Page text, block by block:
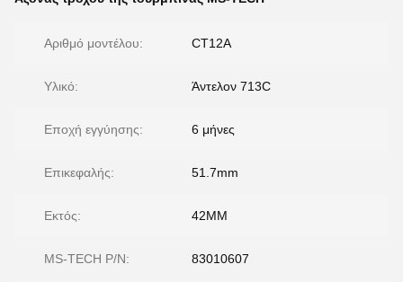
Αριθμό μοντέλου: CT12A
Υλικό: Άντελον 713C
Εποχή εγγύησης: 6 μήνες
Επικεφαλής: 51.7mm
Εκτός: 42MM
MS-TECH P/N: 83010607